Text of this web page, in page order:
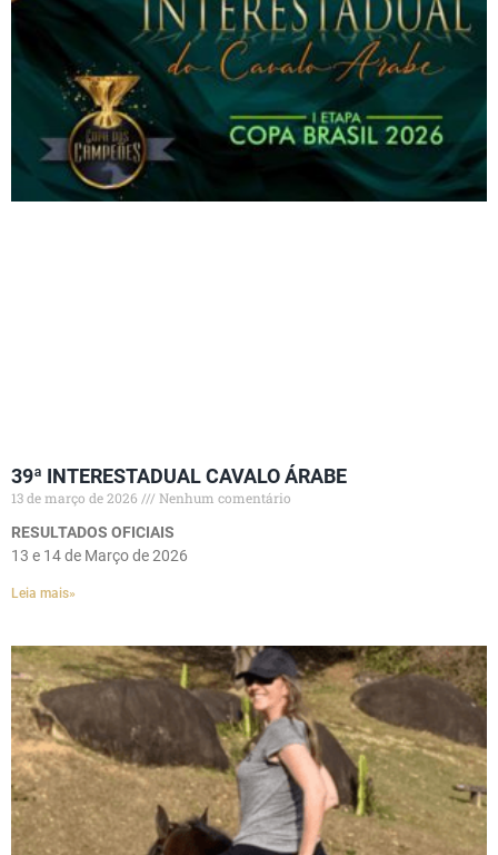
39ª INTERESTADUAL CAVALO ÁRABE
13 de março de 2026
Nenhum comentário
RESULTADOS OFICIAIS
13 e 14 de Março de 2026
Leia mais»